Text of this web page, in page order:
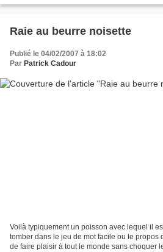
Raie au beurre noisette
Publié le 04/02/2007 à 18:02
Par Patrick Cadour
Voilà typiquement un poisson avec lequel il
tomber dans le jeu de mot facile ou le propos
de faire plaisir à tout le monde sans choquer